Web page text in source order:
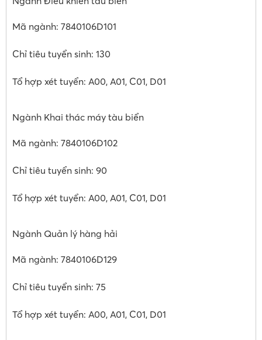
Mã ngành: 7840106D101
Chỉ tiêu tuyển sinh: 130
Tổ hợp xét tuyển: A00, A01, C01, D01
Ngành Khai thác máy tàu biển
Mã ngành: 7840106D102
Chỉ tiêu tuyển sinh: 90
Tổ hợp xét tuyển: A00, A01, C01, D01
Ngành Quản lý hàng hải
Mã ngành: 7840106D129
Chỉ tiêu tuyển sinh: 75
Tổ hợp xét tuyển: A00, A01, C01, D01